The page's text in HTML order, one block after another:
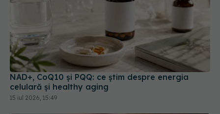
NAD+, CoQ10 și PQQ: ce știm despre energia
celulară și healthy aging
15 iul 2026, 15:49